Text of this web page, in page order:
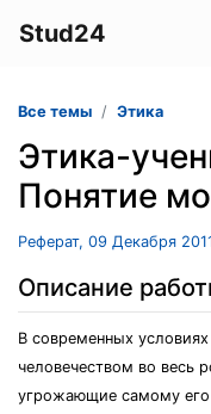
Stud24
Все темы Этика
Этика-
Понятие
Реферат, 09 Декабря
Описание
В современных
человечеством во весь
угрожающие самому